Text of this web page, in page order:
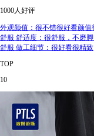
1000人好评
外观颜值：很不错很好看颜
舒服 舒适度：很舒服，不磨
舒服 做工细节：很好看很精致
TOP
10